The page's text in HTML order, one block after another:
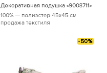
Декоративная подушка «9008711»
100% — полиэстер45x45 см
продажа текстиля
-50%